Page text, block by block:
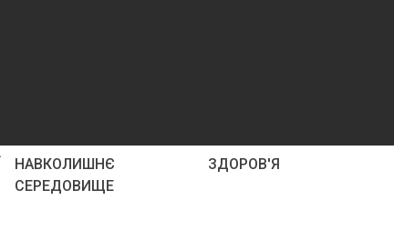
НАВКОЛИШНЄ
СЕРЕДОВИЩЕ
ЗДОРОВ'Я